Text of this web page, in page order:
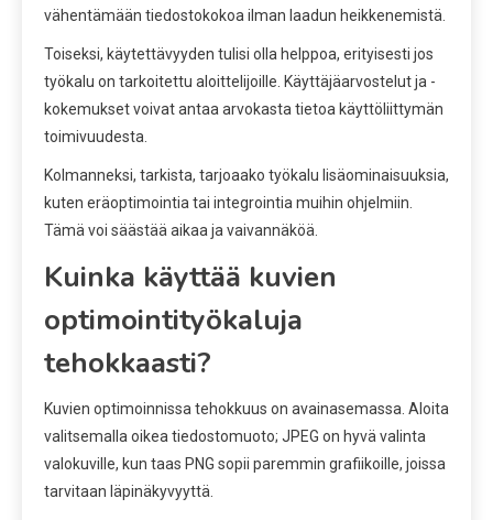
vähentämään tiedostokokoa ilman laadun heikkenemistä.
Toiseksi, käytettävyyden tulisi olla helppoa, erityisesti jos
työkalu on tarkoitettu aloittelijoille. Käyttäjäarvostelut ja -
kokemukset voivat antaa arvokasta tietoa käyttöliittymän
toimivuudesta.
Kolmanneksi, tarkista, tarjoaako työkalu lisäominaisuuksia,
kuten eräoptimointia tai integrointia muihin ohjelmiin.
Tämä voi säästää aikaa ja vaivannäköä.
Kuinka käyttää kuvien
optimointityökaluja
tehokkaasti?
Kuvien optimoinnissa tehokkuus on avainasemassa. Aloita
valitsemalla oikea tiedostomuoto; JPEG on hyvä valinta
valokuville, kun taas PNG sopii paremmin grafiikoille, joissa
tarvitaan läpinäkyvyyttä.